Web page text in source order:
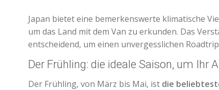
Japan bietet eine bemerkenswerte klimatische
um das Land mit dem Van zu erkunden. Das
entscheidend, um einen unvergesslichen
Der Frühling: die ideale Saison, um Ihr
Der Frühling, von März bis Mai, ist die